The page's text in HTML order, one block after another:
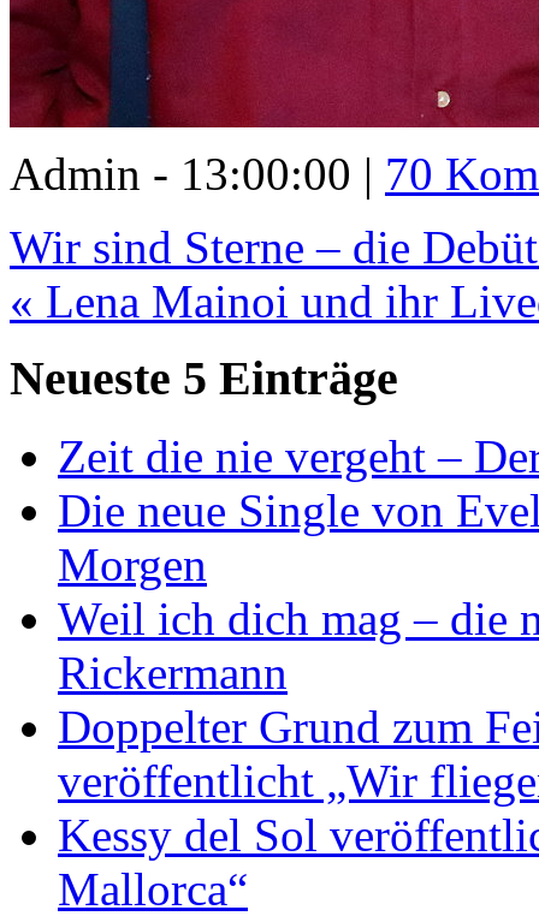
Admin - 13:00:00 | 70
Wir sind Sterne – die
« Lena Mainoi und ihr
Neueste 5 Einträge
Zeit die nie vergeht –
Die neue Single von
Morgen
Weil ich dich mag – die
Rickermann
Doppelter Grund zum
veröffentlicht „Wir
Kessy del Sol
Mallorca“